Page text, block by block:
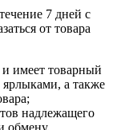
7 дней с
от товара
имеет товарный
ярлыками, а также
надлежащего